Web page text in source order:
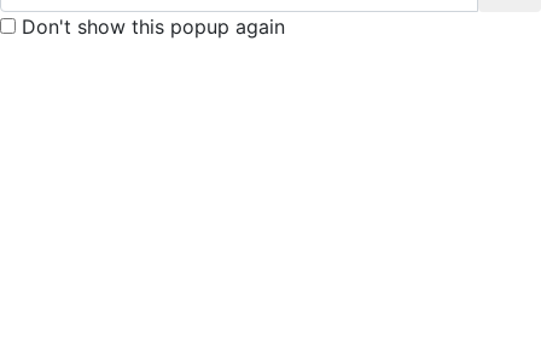
Don't show this popup again